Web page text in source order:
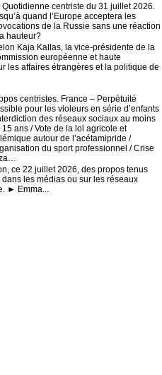
Quotidienne centriste du 31 juillet 2026.
quand l’Europe acceptera les
de la Russie sans une réaction
hauteur?
Kaja Kallas, la vice-présidente de la
européenne et haute
les affaires étrangères et la politique de
centristes. France – Perpétuité
pour les violeurs en série d’enfants
des réseaux sociaux au moins
15 ans / Vote de la loi agricole et
autour de l’acétamipride /
du sport professionnel / Crise
ce 22 juillet 2026, des propos tenus
les médias ou sur les réseaux
► Emma...